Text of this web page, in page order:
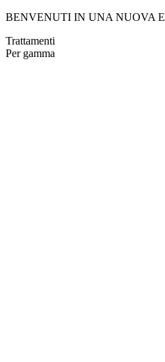
BENVENUTI IN UNA NUOVA
Trattamenti
Per gamma